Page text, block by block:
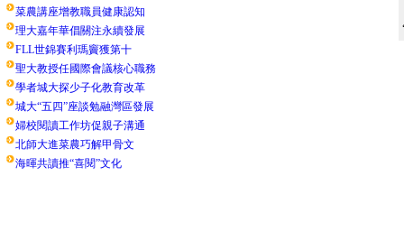
菜農講座增教職員健康認知
理大嘉年華倡關注永續發展
FLL世錦賽利瑪竇獲第十
聖大教授任國際會議核心職務
學者城大探少子化教育改革
城大“五四”座談勉融灣區發展
婦校閱讀工作坊促親子溝通
北師大進菜農巧解甲骨文
海暉共讀推“喜閱”文化